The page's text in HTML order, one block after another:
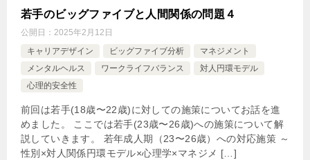
若手のビッグファイブと人間関係の問題４
公開日： 2025年2月12日
キャリアデザイン
ビッグファイブ分析
マネジメント
メンタルヘルス
ワークライフバランス
対人円環モデル
心理的安全性
前回は若手(18歳〜22歳)に対しての施策についてお話を進
めました。 ここでは若手(23歳〜26歳)への施策について解
説していきます。 若年成人期（23〜26歳）への対応施策 ～
性別×対人関係円環モデル×心理学×マネジメ […]